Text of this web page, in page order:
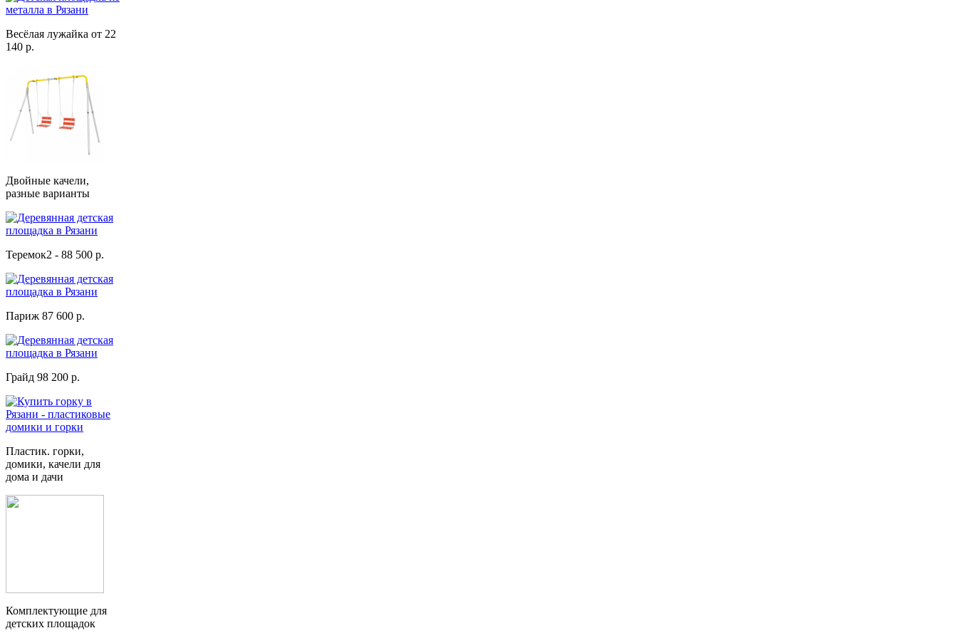
Весёлая лужайка от 22
140 р.
Двойные качели,
разные варианты
Теремок2 - 88 500 р.
Париж 87 600 р.
Грайд 98 200 р.
Пластик. горки,
домики, качели для
дома и дачи
Комплектующие для
детских площадок